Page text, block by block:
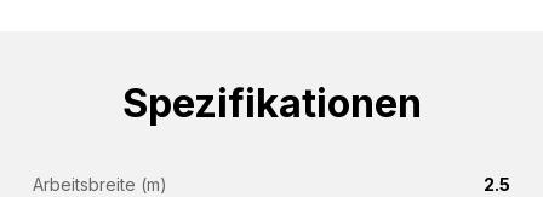
Spezifikationen
Arbeitsbreite (m) 2.5
Firmenname
E-